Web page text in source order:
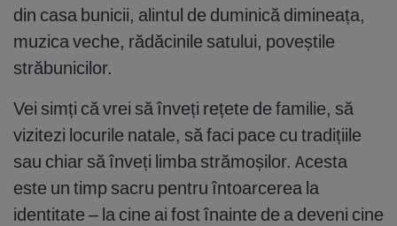
din casa bunicii, alintul de duminică dimineața,
muzica veche, rădăcinile satului, poveștile
străbunicilor.
Vei simți că vrei să înveți rețete de familie, să
vizitezi locurile natale, să faci pace cu tradițiile
sau chiar să înveți limba strămoșilor. Acesta
este un timp sacru pentru întoarcerea la
identitate – la cine ai fost înainte de a deveni cine